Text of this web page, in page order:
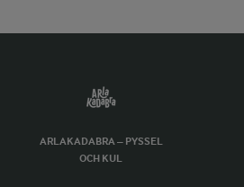
ARLAKADABRA – PYSSEL
OCH KUL